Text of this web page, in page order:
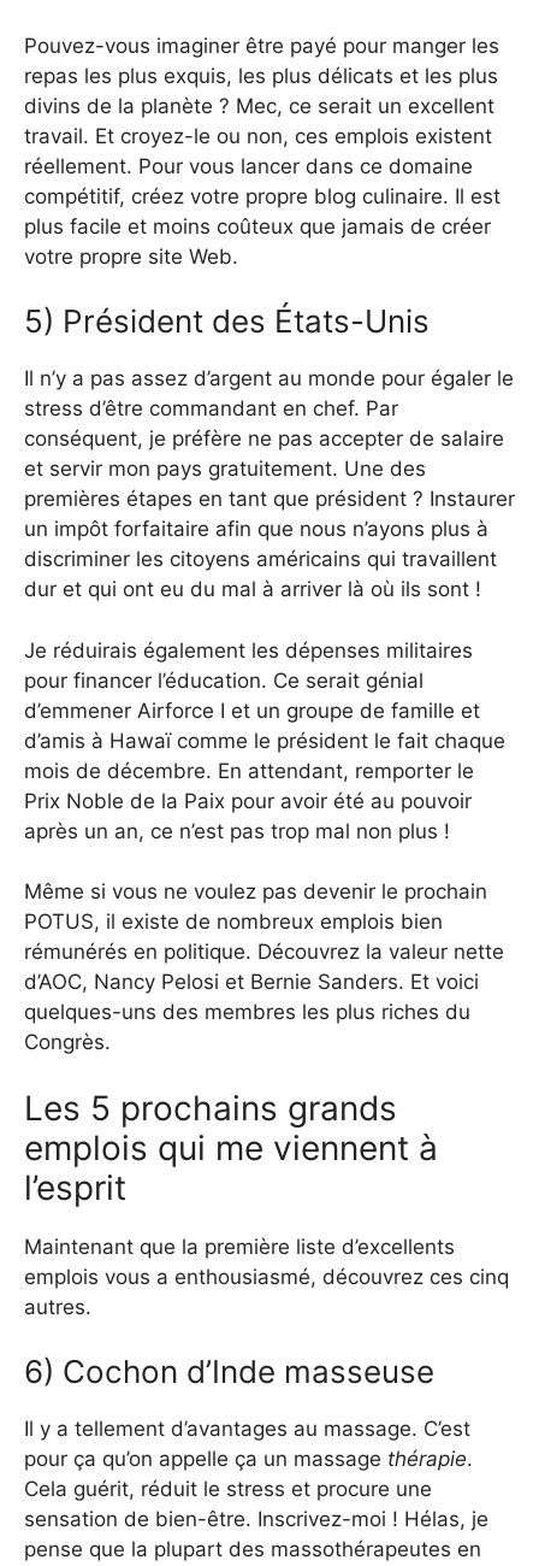
Pouvez-vous imaginer être payé pour manger les
repas les plus exquis, les plus délicats et les plus
divins de la planète ? Mec, ce serait un excellent
travail. Et croyez-le ou non, ces emplois existent
réellement. Pour vous lancer dans ce domaine
compétitif, créez votre propre blog culinaire. Il est
plus facile et moins coûteux que jamais de créer
votre propre site Web.
5) Président des États-Unis
Il n’y a pas assez d’argent au monde pour égaler le
stress d’être commandant en chef. Par
conséquent, je préfère ne pas accepter de salaire
et servir mon pays gratuitement. Une des
premières étapes en tant que président ? Instaurer
un impôt forfaitaire afin que nous n’ayons plus à
discriminer les citoyens américains qui travaillent
dur et qui ont eu du mal à arriver là où ils sont !
Je réduirais également les dépenses militaires
pour financer l’éducation. Ce serait génial
d’emmener Airforce I et un groupe de famille et
d’amis à Hawaï comme le président le fait chaque
mois de décembre. En attendant, remporter le
Prix Noble de la Paix pour avoir été au pouvoir
après un an, ce n’est pas trop mal non plus !
Même si vous ne voulez pas devenir le prochain
POTUS, il existe de nombreux emplois bien
rémunérés en politique. Découvrez la valeur nette
d’AOC, Nancy Pelosi et Bernie Sanders. Et voici
quelques-uns des membres les plus riches du
Congrès.
Les 5 prochains grands
emplois qui me viennent à
l’esprit
Maintenant que la première liste d’excellents
emplois vous a enthousiasmé, découvrez ces cinq
autres.
6) Cochon d’Inde masseuse
Il y a tellement d’avantages au massage. C’est
pour ça qu’on appelle ça un massage thérapie.
Cela guérit, réduit le stress et procure une
sensation de bien-être. Inscrivez-moi ! Hélas, je
pense que la plupart des massothérapeutes en